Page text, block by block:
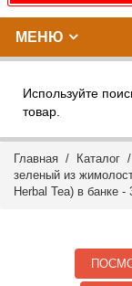
МЕНЮ
Используйте
товар.
Главная / Каталог /
зеленый из
Herbal Tea) в банке -